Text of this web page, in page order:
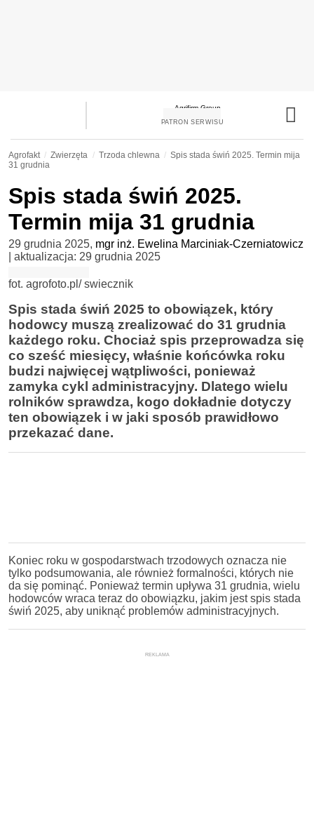
PATRON SERWISU
Agrofakt Zwierzęta Trzoda chlewna
Spis stada świń 2025. Termin mija
31 grudnia
Spis stada świń 2025.
Termin mija 31 grudnia
29 grudnia 2025, mgr inż. Ewelina Marciniak-Czerniatowicz
| aktualizacja: 29 grudnia 2025
fot. agrofoto.pl/ swiecznik
Spis stada świń 2025 to obowiązek, który
hodowcy muszą zrealizować do 31 grudnia
każdego roku. Chociaż spis przeprowadza się
co sześć miesięcy, właśnie końcówka roku
budzi najwięcej wątpliwości, ponieważ
zamyka cykl administracyjny. Dlatego wielu
rolników sprawdza, kogo dokładnie dotyczy
ten obowiązek i w jaki sposób prawidłowo
przekazać dane.
Koniec roku w gospodarstwach trzodowych oznacza nie
tylko podsumowania, ale również formalności, których nie
da się pominąć. Ponieważ termin upływa 31 grudnia, wielu
hodowców wraca teraz do obowiązku, jakim jest spis stada
świń 2025, aby uniknąć problemów administracyjnych.
REKLAMA